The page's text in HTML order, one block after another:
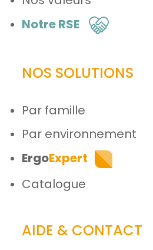
Notre RSE
NOS SOLUTIONS
Par famille
Par environnement
ErgoExpert
Catalogue
AIDE & CONTACT